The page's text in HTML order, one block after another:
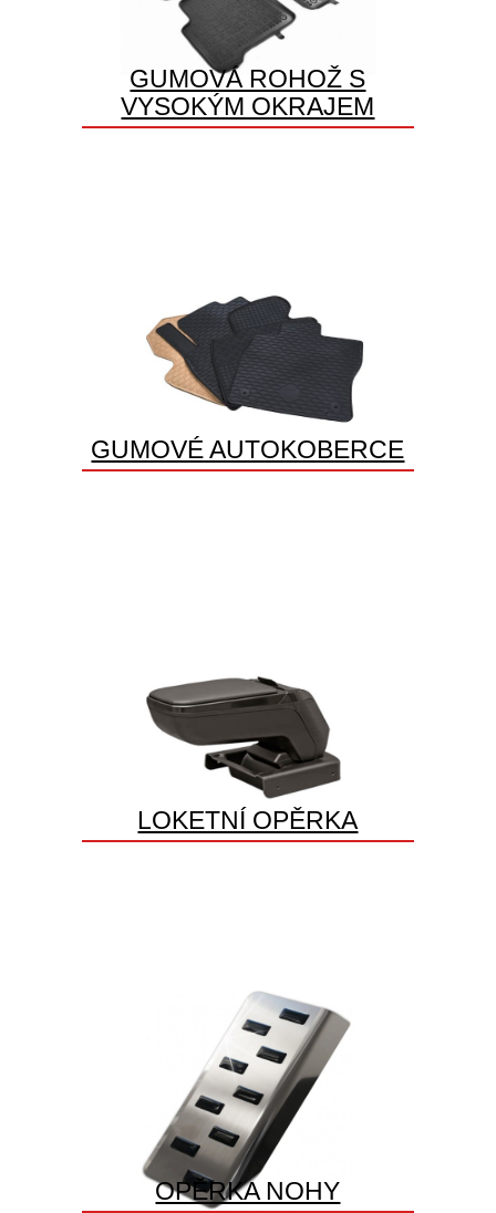
GUMOVÁ ROHOŽ S
VYSOKÝM OKRAJEM
GUMOVÉ AUTOKOBERCE
LOKETNÍ OPĚRKA
OPĚRKA NOHY